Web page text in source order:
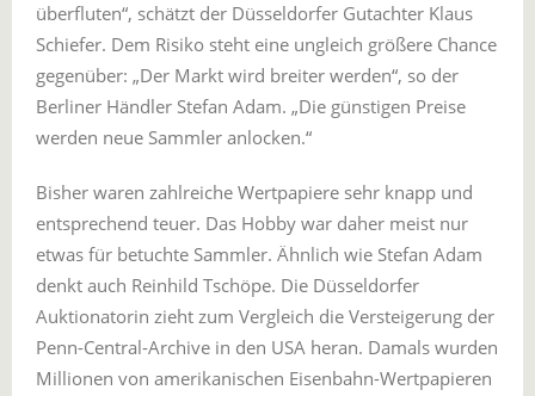
überfluten“, schätzt der Düsseldorfer Gutachter Klaus
Schiefer. Dem Risiko steht eine ungleich größere Chance
gegenüber: „Der Markt wird breiter werden“, so der
Berliner Händler Stefan Adam. „Die günstigen Preise
werden neue Sammler anlocken.“
Bisher waren zahlreiche Wertpapiere sehr knapp und
entsprechend teuer. Das Hobby war daher meist nur
etwas für betuchte Sammler. Ähnlich wie Stefan Adam
denkt auch Reinhild Tschöpe. Die Düsseldorfer
Auktionatorin zieht zum Vergleich die Versteigerung der
Penn-Central-Archive in den USA heran. Damals wurden
Millionen von amerikanischen Eisenbahn-Wertpapieren